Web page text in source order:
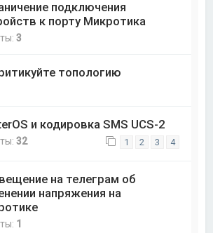
подключения
к порту Микротика
3
топологию
и кодировка SMS UCS-2
32 1 2 3 4
на телеграм об
напряжения на
1